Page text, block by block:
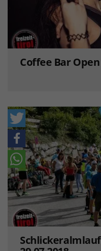
Coffee Bar